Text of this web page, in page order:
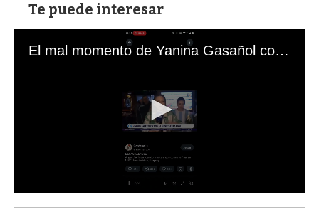
Te puede interesar
El mal momento de Yanina Gasañol con un hincha argentino en "Subrayado"
s